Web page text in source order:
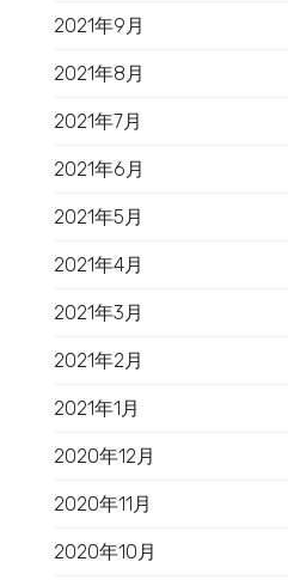
2021年9月
2021年8月
2021年7月
2021年6月
2021年5月
2021年4月
2021年3月
2021年2月
2021年1月
2020年12月
2020年11月
2020年10月